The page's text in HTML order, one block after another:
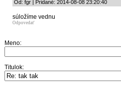
Od: fgr | Pridané: 2014-08-08 23:20:40
súložíme vednu
Odpovedať
Meno:
Titulok: